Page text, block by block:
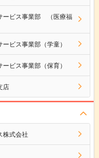
ービス事業部 （医療福
ビス事業部（学童）
ビス事業部（保育）
店
株式会社